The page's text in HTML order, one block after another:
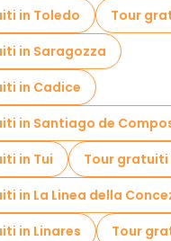
in Toledo
Tour
in Saragozza
in Cadice
in Santiago de
in Tui
Tour gratuiti
in La Linea della
in Linares
Tour